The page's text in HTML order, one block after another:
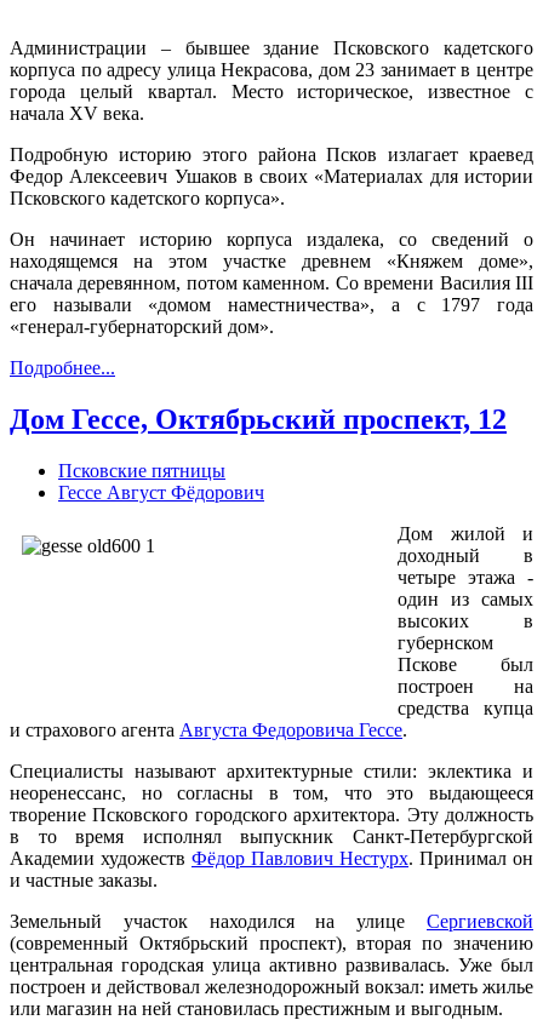
Администрации – бывшее здание Псковского кадетского
корпуса по адресу улица Некрасова, дом 23 занимает в центре
города целый квартал. Место историческое, известное с
начала XV века.
Подробную историю этого района Псков излагает краевед
Федор Алексеевич Ушаков в своих «Материалах для истории
Псковского кадетского корпуса».
Он начинает историю корпуса издалека, со сведений о
находящемся на этом участке древнем «Княжем доме»,
сначала деревянном, потом каменном. Со времени Василия III
его называли «домом наместничества», а с 1797 года
«генерал-губернаторский дом».
Подробнее...
Дом Гессе, Октябрьский проспект, 12
Псковские пятницы
Гессе Август Фёдорович
Дом жилой и
доходный в
четыре этажа -
один из самых
высоких в
губернском
Пскове был
построен на
средства купца
и страхового агента Августа Федоровича Гессе.
Специалисты называют архитектурные стили: эклектика и
неоренессанс, но согласны в том, что это выдающееся
творение Псковского городского архитектора. Эту должность
в то время исполнял выпускник Санкт-Петербургской
Академии художеств Фёдор Павлович Нестурх. Принимал он
и частные заказы.
Земельный участок находился на улице Сергиевской
(современный Октябрьский проспект), вторая по значению
центральная городская улица активно развивалась. Уже был
построен и действовал железнодорожный вокзал: иметь жилье
или магазин на ней становилась престижным и выгодным.